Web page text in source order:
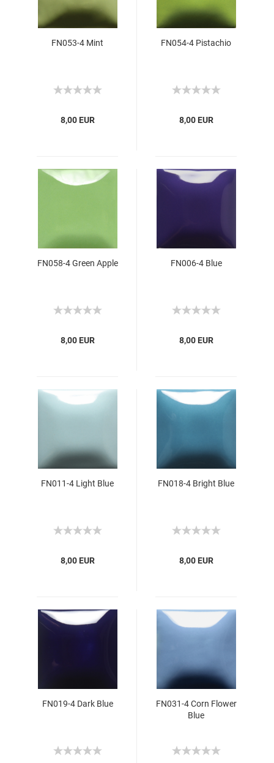
FN053-4 Mint
8,00 EUR
FN054-4 Pistachio
8,00 EUR
FN058-4 Green Apple
8,00 EUR
FN006-4 Blue
8,00 EUR
FN011-4 Light Blue
8,00 EUR
FN018-4 Bright Blue
8,00 EUR
FN019-4 Dark Blue
FN031-4 Corn Flower
Blue